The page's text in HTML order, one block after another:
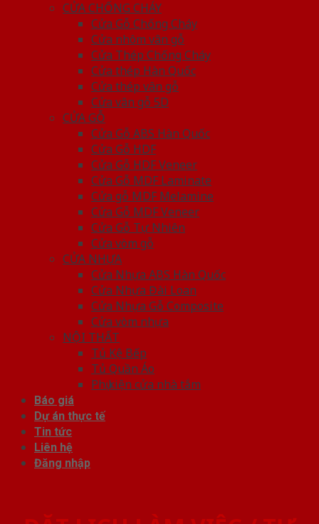
CỬA CHỐNG CHÁY
Cửa Gỗ Chống Cháy
Cửa nhôm vân gỗ
Cửa Thép Chống Cháy
Cửa thép Hàn Quốc
Cửa thép vân gỗ
Cửa vân gỗ 5D
CỬA GỖ
Cửa Gỗ ABS Hàn Quốc
Cửa Gỗ HDF
Cửa Gỗ HDF Veneer
Cửa Gỗ MDF Laminate
Cửa gỗ MDF Melamine
Cửa Gỗ MDF Veneer
Cửa Gỗ Tự Nhiên
Cửa vòm gỗ
CỬA NHỰA
Cửa Nhựa ABS Hàn Quốc
Cửa Nhựa Đài Loan
Cửa Nhựa Gỗ Composite
Cửa vòm nhựa
NỘI THẤT
Tủ Kệ Bếp
Tủ Quần Áo
Phụ kiện cửa nhà tắm
Báo giá
Dự án thực tế
Tin tức
Liên hệ
Đăng nhập